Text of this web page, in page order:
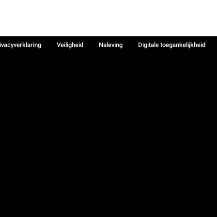
Veiligheid Naleving
Digitale toegankelijkheid